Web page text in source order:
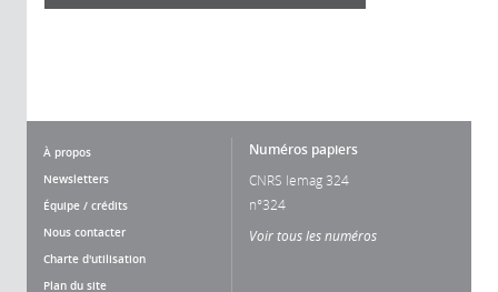
À propos
Newsletters
Équipe / crédits
Nous contacter
Charte d'utilisation
Plan du site
Numéros papiers
CNRS lemag 324
n°324
Voir tous les numéros